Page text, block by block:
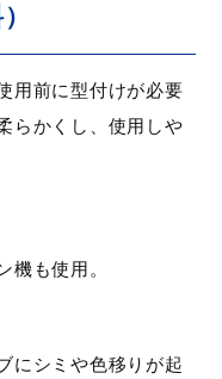
用前に型付けが必要
らかくし、使用しや
機も使用。
にシミや色移りが起